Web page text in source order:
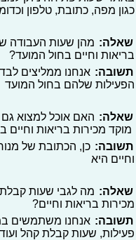
כגון מפה, כתובת, טלפון
שאלה: מהן שעות העבודה
בריאות וחיים בחול המועד?
תשובה: אנחנו ממליצים
הפעילות שלהם בחול המועד
שאלה: האם אוכל למצוא
מוקד מכירות בריאות וחיים
תשובה: כן, הכתובת של
וחיים היא
שאלה: מה לגבי שעות
מכירות בריאות וחיים?
תשובה: אנחנו משתמשים
פעילות, שעות קבלת קהל ועוד